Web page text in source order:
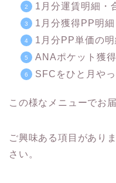
1月分運賃明細・
1月分獲得PP明
1月分PP単価の明
ANAポケット獲
SFCをひと月や
この様なメニューでお
ご興味ある項目があり
さい。